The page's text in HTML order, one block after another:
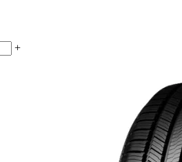
+